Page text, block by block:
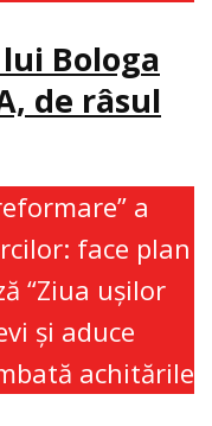
Bologa
de râsul
a
face plan
“Ziua uşilor
şi aduce
achitările